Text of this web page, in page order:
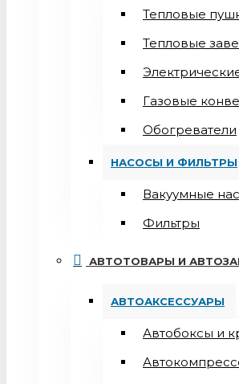
Teпловые
Тепловые
Газовые
Обогреватели
НАСОСЫ И ФИЛЬТРЫ
Вакуумные
Фильтры
АВТОТОВАРЫ И
АВТОАКСЕССУАРЫ
Автобоксы и